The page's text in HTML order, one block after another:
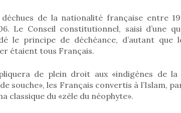
de la nationalité française entre
Le Conseil constitutionnel, saisi d’une
le principe de déchéance, d’autant que
étaient tous Français.
de plein droit aux «indigènes de la
souche», les Français convertis à l’Islam,
classique du «zèle du néophyte».